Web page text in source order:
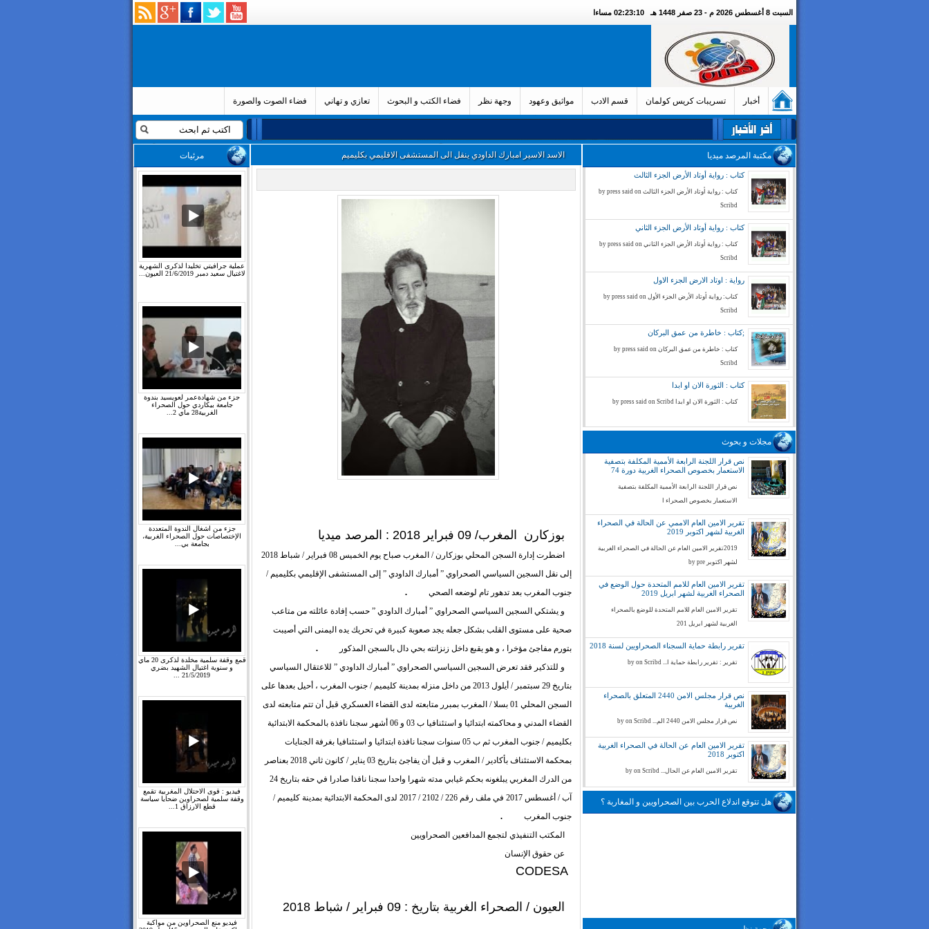
السبت 8 أغسطس 2026 م - 23 صفر 1448 هـ 02:23:11 مساءا
أخبار تسريبات كريس كولمان قسم الادب مواثيق وعهود وجهة نظر فضاء الكتب و البحوث تعازي و تهاني فضاء الصوت والصورة
مكتبة المرصد ميديا
كتاب : رواية أوتاد الأرض الجزء الثالث
كتاب : رواية أوتاد الأرض الجزء الثالث by press said on
Scribd
كتاب : رواية أوتاد الأرض الجزء الثاني
كتاب : رواية أوتاد الأرض الجزء الثاني by press said on
Scribd
رواية : اوتاد الارض الجزء الاول
كتاب: رواية أوتاد الأرض الجزء الأول by press said on
Scribd
;كتاب : خاطرة من عمق البركان
كتاب : خاطرة من عمق البركان by press said on
Scribd
كتاب : الثورة الان او ابدا
كتاب : الثورة الان او ابدا by press said on Scribd
مجلات و بحوث
نص قرار اللجنة الرابعة الأممية المكلفة بتصفية
الاستعمار بخصوص الصحراء الغربية دورة 74
نص قرار اللجنة الرابعة الأممية المكلفة بتصفية
الاستعمار بخصوص الصحراء ا
تقرير الامين العام الاممي عن الحالة في الصحراء
الغربية لشهر اكتوبر 2019
2019تقرير الامين العام عن الحالة في الصحراء الغربية
لشهر اكتوبر by pre
تقرير الامين العام للامم المتحدة حول الوضع في
الصحراء الغربية لشهر ابريل 2019
تقرير الامين العام للامم المتحدة للوضع بالصحراء
الغربية لشهر ابريل 201
تقرير رابطة حماية السجناء الصحراويين لسنة 2018
تقرير : تقرير رابطة حماية ا... by on Scribd
نص قرار مجلس الامن 2440 المتعلق بالصحراء
الغربية
نص قرار مجلس الامن 2440 الم... by on Scribd
تقرير الامين العام عن الحالة في الصحراء الغربية
اكتوبر 2018
تقرير الامين العام عن الحال... by on Scribd
هل تتوقع اندلاع الحرب بين الصحراويين و المغاربة ؟
مرئيات
عملية جرافيتي تخليدا لذكرى الشهرية
لاغتيال سعيد دمبر 21/6/2019 العيون...
جزء من شهادةعمر لعويسيد بندوة
جامعة بيكاردي حول الصحراء
الغربية28 ماي 2...
جزء من اشغال الندوة المتعددة
الإختصاصات حول الصحراء الغربية،
بجامعة بي...
قمع وقفة سلمية مخلدة لذكرى 20 ماي
و سنوية اغتيال الشهيد بضري
21/5/2019 ...
فيديو : قوى الاحتلال المغربية تقمع
وقفة سلمية لصحراوين ضحايا سياسة
قطع الارزاق 1...
فيديو منع الصحراوين من مواكبة
الاسد الاسير امبارك الداودي ينقل الى المستشفى الاقليمي بكليميم
بوزكارن المغرب/ 09 فبراير 2018 : المرصد ميديا
اضطرت إدارة السجن المحلي بوزكارن / المغرب صباح يوم الخميس 08 فبراير / شباط 2018
إلى نقل السجين السياسي الصحراوي ” أمبارك الداودي ” إلى المستشفى الإقليمي بكليميم /
جنوب المغرب بعد تدهور تام لوضعه الصحي
.
و يشتكي السجين السياسي الصحراوي ” أمبارك الداودي ” حسب إفادة عائلته من متاعب
صحية على مستوى القلب بشكل جعله يجد صعوبة كبيرة في تحريك يده اليمنى التي أصيبت
بتورم مفاجئ مؤخرا ، و هو يقبع داخل زنزانته بحي دال بالسجن المذكور
.
و للتذكير فقد تعرض السجين السياسي الصحراوي ” أمبارك الداودي ” للاعتقال السياسي
بتاريخ 29 سبتمبر / أيلول 2013 من داخل منزله بمدينة كليميم / جنوب المغرب ، أحيل بعدها على
السجن المحلي 01 بسلا / المغرب بمبرر متابعته لدى القضاء العسكري قبل أن تتم متابعته لدى
القضاء المدني و محاكمته ابتدائيا و استئنافيا ب 03 و 06 أشهر سجنا نافذة بالمحكمة الابتدائية
بكليميم / جنوب المغرب ثم ب 05 سنوات سجنا نافذة ابتدائيا و استئنافيا بغرفة الجنايات
بمحكمة الاستئناف بأكادير / المغرب و قبل أن يفاجئ بتاريخ 03 يناير / كانون ثاني 2018 بعناصر
من الدرك المغربي يبلغونه بحكم غيابي مدته شهرا واحدا سجنا نافذا صادرا في حقه بتاريخ 24
آب / أغسطس 2017 في ملف رقم 226 / 2102 / 2017 لدى المحكمة الابتدائية بمدينة كليميم /
جنوب المغرب
.
المكتب التنفيذي لتجمع المدافعين الصحراويين
عن حقوق الإنسان
CODESA
العيون / الصحراء الغربية بتاريخ : 09 فبراير / شباط 2018